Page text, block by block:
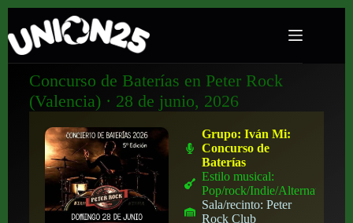
Concurso de Baterías en Peter Rock
(Valencia) · 28 de junio, 2026
Grupo:Iván Mi:
Concurso de
Baterías
Estilo musical:
Pop/rock/Indie/Alternativo
Sala/recinto:Peter
Rock Club